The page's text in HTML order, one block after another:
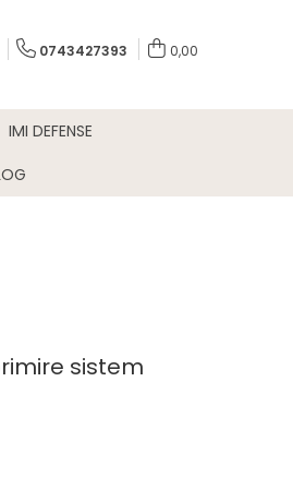
0743427393 0,00
IMI DEFENSE
sistem